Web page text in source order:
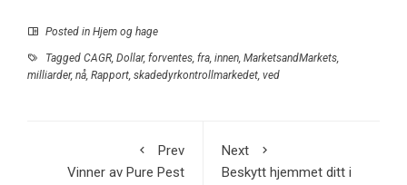
Posted in Hjem og hage
Tagged CAGR, Dollar, forventes, fra, innen, MarketsandMarkets,
milliarder, nå, Rapport, skadedyrkontrollmarkedet, ved
Prev
Vinner av Pure Pest
Next
Beskytt hjemmet ditt i